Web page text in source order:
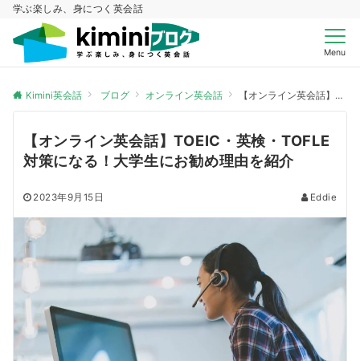
学ぶ楽しみ、身につく英会話
Menu
Kimini英会話 ブログ オンライン英会話 【オンライン英会話】TOEIC・英検・TOFLE対策になる！大学生にお勧め理由を紹介
【オンライン英会話】TOEIC・英検・TOFLE
対策になる！大学生にお勧め理由を紹介
2023年9月15日 Eddie